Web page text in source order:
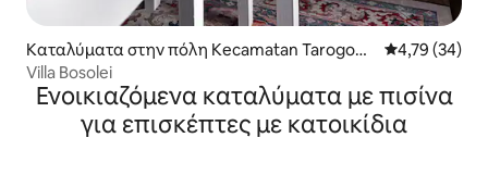
Καταλύματα στην πόλη Kecamatan Tarogong
Kaler
Μέση
4,79 (34)
Villa Bosolei
Ενοικιαζόμενα καταλύματα με πισίνα
για επισκέπτες με κατοικίδια